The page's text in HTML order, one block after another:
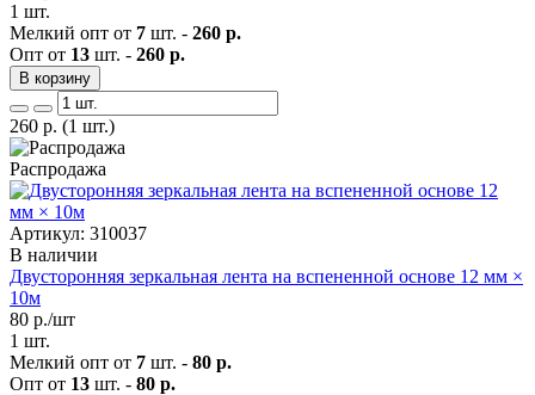
1 шт.
Мелкий опт от 7 шт. - 260 р.
Опт от 13 шт. - 260 р.
В корзину
260 р. (1 шт.)
Распродажа
Артикул: 310037
В наличии
Двусторонняя зеркальная лента на вспененной основе 12 мм ×
10м
80 р./шт
1 шт.
Мелкий опт от 7 шт. - 80 р.
Опт от 13 шт. - 80 р.